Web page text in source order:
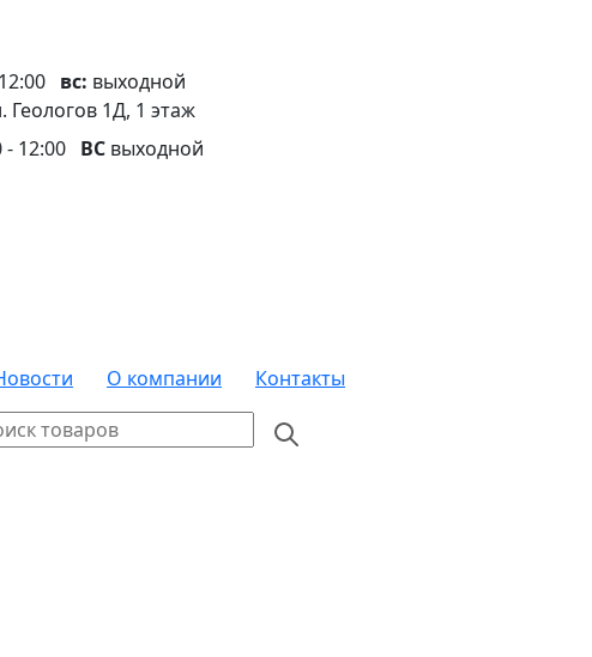
вс: выходной
1Д, 1 этаж
- 12:00 ВС выходной
О компании Контакты